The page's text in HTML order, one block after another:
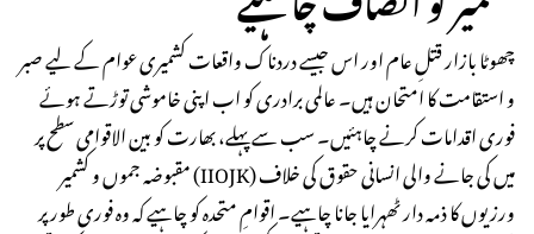
چھوٹا بازار قتلِ عام اور اس جیسے دردناک واقعات کشمیری عوام کے لیے صبر
و استقامت کا امتحان ہیں۔ عالمی برادری کو اب اپنی خاموشی توڑتے ہوئے
فوری اقدامات کرنے چاہئیں۔ سب سے پہلے، بھارت کو بین الاقوامی سطح پر
مقبوضہ جموں و کشمیر (IIOJK) میں کی جانے والی انسانی حقوق کی خلاف
ورزیوں کا ذمہ دار ٹھہرایا جانا چاہیے۔ اقوامِ متحدہ کو چاہیے کہ وہ فوری طور پر